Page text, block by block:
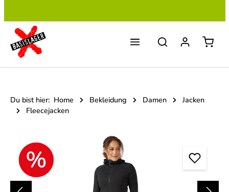
Du bist hier: Home Bekleidung Damen
Jacken
Fleecejacken